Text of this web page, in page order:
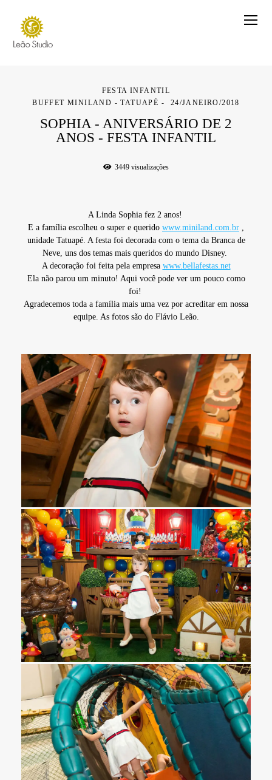
FESTA INFANTIL
BUFFET MINILAND - TATUAPÉ
24/JANEIRO/2018
SOPHIA - ANIVERSÁRIO DE 2
ANOS - FESTA INFANTIL
3449 visualizações
A Linda Sophia fez 2 anos!
E a família escolheu o super e querido www.miniland.com.br ,
unidade Tatuapé. A festa foi decorada com o tema da Branca de
Neve, uns dos temas mais queridos do mundo Disney.
A decoração foi feita pela empresa www.bellafestas.net
Ela não parou um minuto! Aqui você pode ver um pouco como
foi!
Agradecemos toda a família mais uma vez por acreditar em nossa
equipe. As fotos são do Flávio Leão.